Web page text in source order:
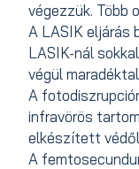
végezzük. Több
A LASIK eljárás
LASIK-nál
végül
A
infravörös
elkészített
A